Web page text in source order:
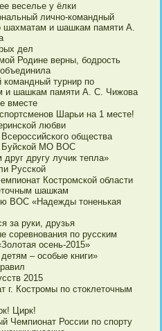
веселье у ёлки
лично-командный
шахматам и шашкам памяти А.
дел
Родине верны, бодрость
командный турнир по
и шашкам памяти А. С. Чижова
вместе
Шарьи на 1 месте!
любви
общества
Буйской МО ВОС
другу лучик тепла»
Русской
Костромской области
шашкам
ВОС «Надежды тоненькая
за руки, друзья
соревнования по русским
осень-2015»
– особые книги»
2015
г. Костромы по стоклеточным
Цирк!
Чемпионат России по спорту